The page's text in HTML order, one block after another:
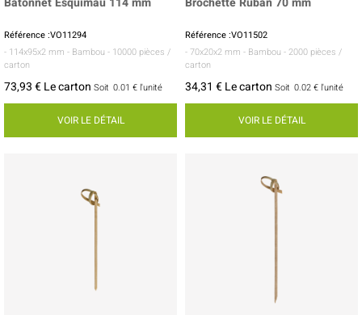
Référence :VO11294
- 114x95x2 mm - Bambou - 10000 pièces /
carton
73,93 € Le carton Soit 0.01 € l'unité
VOIR LE DÉTAIL
Référence :VO11502
- 70x20x2 mm - Bambou - 2000 pièces /
carton
34,31 € Le carton Soit 0.02 € l'unité
VOIR LE DÉTAIL